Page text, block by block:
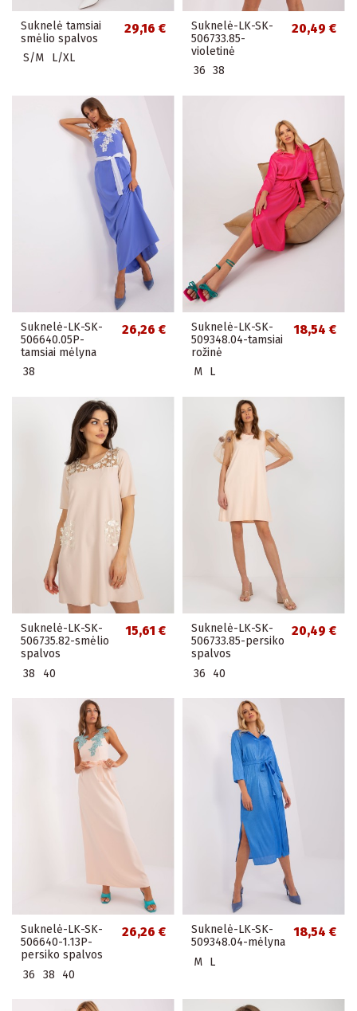
Suknelė tamsiai
smėlio spalvos
29,16 €
S/M L/XL
Suknelė-LK-SK-
506733.85-
violetinė
20,49 €
36 38
Suknelė-LK-SK-
506640.05P-
tamsiai mėlyna
26,26 €
38
Suknelė-LK-SK-
509348.04-tamsiai
rožinė
18,54 €
M L
Suknelė-LK-SK-
506735.82-smėlio
spalvos
15,61 €
38 40
Suknelė-LK-SK-
506733.85-persiko
spalvos
20,49 €
36 40
Suknelė-LK-SK-
506640-1.13P-
persiko spalvos
26,26 €
36 38 40
Suknelė-LK-SK-
509348.04-mėlyna
18,54 €
M L